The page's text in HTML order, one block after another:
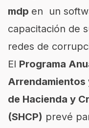
mdp en un
capacitación de
redes de
El Programa
Arrendamientos
de Hacienda y
(SHCP) prevé